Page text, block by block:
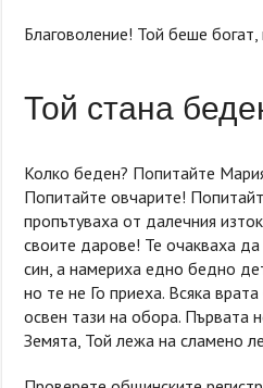
Благоволение! Той беше
Той стана
Колко беден? Попитайте
Попитайте овчарите!
пропътуваха от далечния
своите дарове! Те очакваха
син, а намериха едно бедно
но те не Го приеха. Всяка
освен тази на обора. Първата
Земята, Той лежа на сламено